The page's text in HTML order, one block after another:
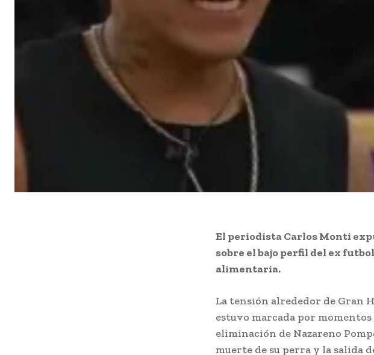
El periodista Carlos Monti
sobre el bajo perfil del ex
alimentaria.
La tensión alrededor de Gran
estuvo marcada por
eliminación de Nazareno
muerte de su perra y la salida